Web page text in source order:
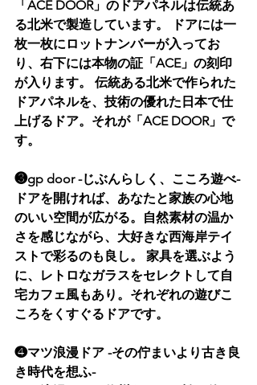
「ACE DOOR」のドアパネルは伝統あ
る北米で製造しています。 ドアには一
枚一枚にロットナンバーが入ってお
り、右下には本物の証「ACE」の刻印
が入ります。 伝統ある北米で作られた
ドアパネルを、技術の優れた日本で仕
上げるドア。それが「ACE DOOR」で
す。
❸gp door -じぶんらしく、こころ遊べ-
ドアを開ければ、あなたと家族の心地
のいい空間が広がる。自然素材の温か
さを感じながら、大好きな西海岸テイ
ストで彩るのも良し。 家具を選ぶよう
に、レトロなガラスをセレクトして自
宅カフェ風もあり。それぞれの遊びこ
ころをくすぐるドアです。
❹マツ浪漫ドア -その佇まいより古き良
き時代を想ふ-